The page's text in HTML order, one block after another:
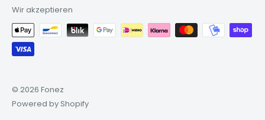
Wir akzeptieren
© 2026 Fonez
Powered by Shopify